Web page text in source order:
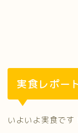
実食レポー
いよいよ実食です